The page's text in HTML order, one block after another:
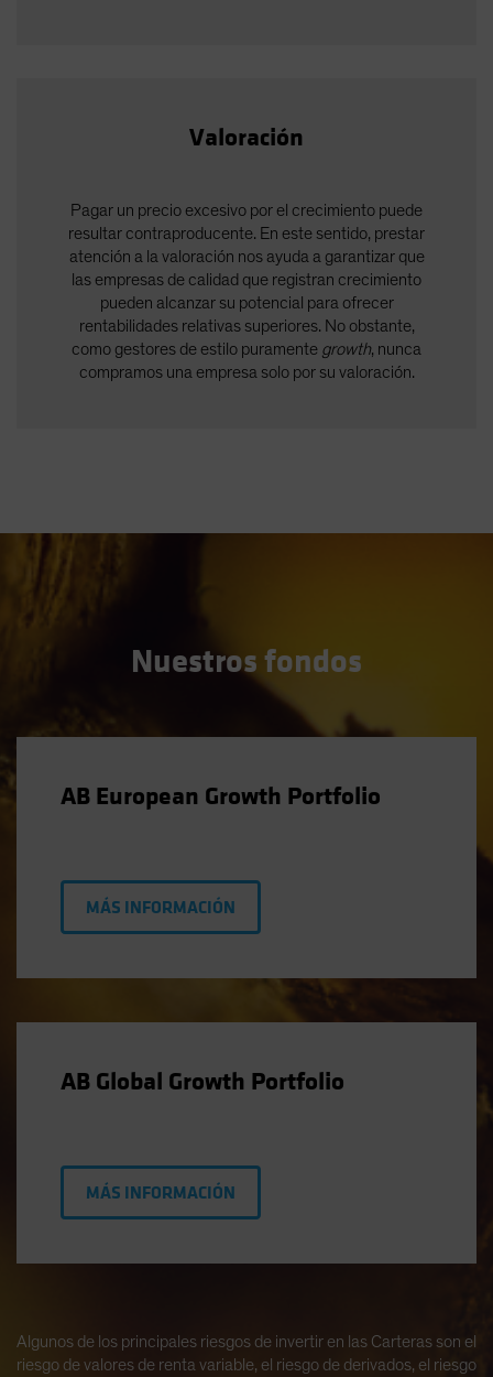
Valoración
Pagar un precio excesivo por el crecimiento puede
resultar contraproducente. En este sentido, prestar
atención a la valoración nos ayuda a garantizar que
las empresas de calidad que registran crecimiento
pueden alcanzar su potencial para ofrecer
rentabilidades relativas superiores. No obstante,
como gestores de estilo puramente growth, nunca
compramos una empresa solo por su valoración.
Nuestros fondos
AB European Growth Portfolio
MÁS INFORMACIÓN
AB Global Growth Portfolio
MÁS INFORMACIÓN
Algunos de los principales riesgos de invertir en las Carteras son el
riesgo de valores de renta variable, el riesgo de derivados, el riesgo